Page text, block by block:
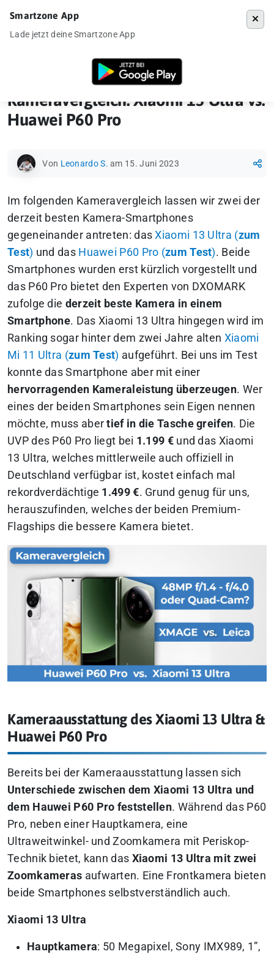
Ankündigung Kameravergleiche
Kameravergleich: Xiaomi 13 Ultra vs.
Huawei P60 Pro
Von Leonardo S. am 15. Juni 2023
Im folgenden Kameravergleich lassen wir zwei der
derzeit besten Kamera-Smartphones
gegeneinander antreten: dasXiaomi 13 Ultra (zum
Test) und das Huawei P60 Pro (zum Test). Beide
Smartphones wurden erst kürzlich vorgestellt und
das P60 Pro bietet den Experten von DXOMARK
zufolge die derzeit beste Kamera in einem
Smartphone. Das Xiaomi 13 Ultra hingegen wird im
Ranking sogar hinter dem zwei Jahre alten Xiaomi
Mi 11 Ultra (zum Test) aufgeführt. Bei uns im Test
konnte das Smartphone aber mit einer
hervorragenden Kameraleistung überzeugen. Wer
eines der beiden Smartphones sein Eigen nennen
möchte, muss abertief in die Tasche greifen. Die
UVP des P60 Pro liegt bei 1.199 €und das Xiaomi
13 Ultra, welches mittlerweile auch offiziell in
Deutschland verfügbar ist, kostet einfach mal
rekordverdächtige 1.499 €. Grund genug für uns,
herauszufinden, welches der beiden Premium-
Flagships die bessere Kamera bietet.
Kameraausstattung des Xiaomi 13 Ultra &
Huawei P60 Pro
Bereits bei der Kameraausstattung lassen sich
Unterschiede zwischen dem Xiaomi 13 Ultra und
dem Hauwei P60 Pro feststellen. Während das P60
Pro, neben einer Hauptkamera, eine
Ultraweitwinkel- und Zoomkamera mit Periskop-
Technik bietet, kann das Xiaomi 13 Ultra mit zwei
Zoomkameras aufwarten. Eine Frontkamera bieten
beide Smartphones selbstverständlich auch.
Xiaomi 13 Ultra
Hauptkamera: 50 Megapixel, Sony IMX989, 1”,
Smartzone App
Lade jetzt deine Smartzone App